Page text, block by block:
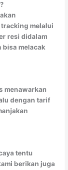
tracking melalui
resi didalam
bisa melacak
menawarkan
dengan tarif
tentu
berikan juga